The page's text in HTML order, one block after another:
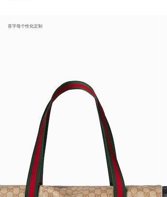
首字母个性化定制